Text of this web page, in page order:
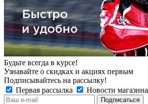
Будьте всегда в курсе!
Узнавайте о скидках и акциях первым
Подписывайтесь на рассылку!
Первая рассылка
Новости магазина